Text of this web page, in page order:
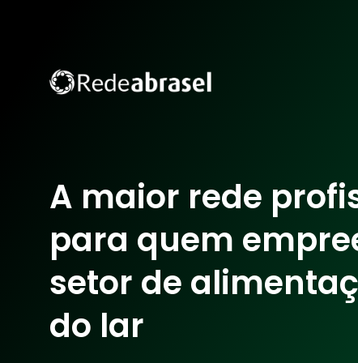
A maior rede
para quem
setor de
do lar